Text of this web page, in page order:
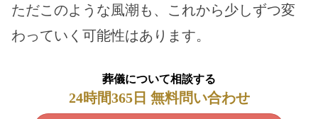
ただこのような風潮も、これから少しずつ変
わっていく可能性はあります。
葬儀について相談する
24時間365日 無料問い合わせ